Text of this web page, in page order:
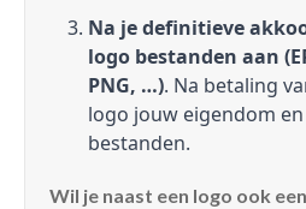
Na je definitieve
logo bestanden aan
PNG, …). Na betaling
logo jouw eigendom
bestanden.
Wil je naast een logo ook